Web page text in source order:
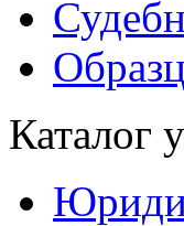
Каталог